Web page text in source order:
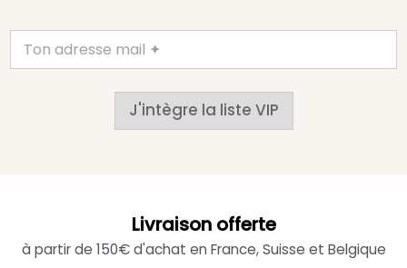
J'intègre la liste VIP
Livraison offerte
à partir de 150€ d'achat en France, Suisse et Belgique